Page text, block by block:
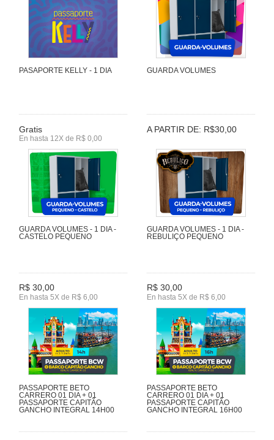
PASAPORTE KELLY - 1 DIA
Gratis
En hasta 12X de R$ 0,00
GUARDA VOLUMES
A PARTIR DE: R$30,00
GUARDA VOLUMES - 1 DIA -
CASTELO PEQUENO
R$ 30,00
En hasta 5X de R$ 6,00
GUARDA VOLUMES - 1 DIA -
REBULIÇO PEQUENO
R$ 30,00
En hasta 5X de R$ 6,00
PASSAPORTE BETO
CARRERO 01 DIA + 01
PASSAPORTE CAPITÃO
GANCHO INTEGRAL 14H00
PASSAPORTE BETO
CARRERO 01 DIA + 01
PASSAPORTE CAPITÃO
GANCHO INTEGRAL 16H00